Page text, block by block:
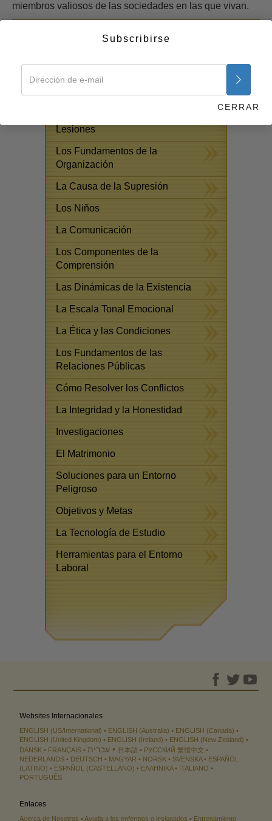
miembros valiosos de las sociedades en las que vivan.
Respuestas a las Drogas
Lesiones
Los Fundamentos de la
Organización
La Causa de la Supresión
Los Niños
La Comunicación
Los Componentes de la
Comprensión
Las Dinámicas de la Existencia
La Escala Tonal Emocional
La Ética y las Condiciones
Los Fundamentos de las
Relaciones Públicas
Cómo Resolver los Conflictos
La Integridad y la Honestidad
Investigaciones
El Matrimonio
Soluciones para un Entorno
Peligroso
Objetivos y Metas
La Tecnología de Estudio
Herramientas para el Entorno
Laboral
Websites Internacionales
ENGLISH (US/International) ENGLISH (Australia)
ENGLISH (Canada)
ENGLISH (United Kingdom)
ENGLISH (Ireland)
ENGLISH (New Zealand)
DANSK
FRANÇAIS עברית 日本語 РУССКИЙ 繁體中文
NEDERLANDS
DEUTSCH MAGYAR NORSK SVENSKA
ESPAÑOL
(LATINO)
ESPAÑOL (CASTELLANO) ΕΛΛΗΝΙΚA
ITALIANO
PORTUGUÊS
Enlaces
Acerca de Nosotros Ayuda a los enfermos o lesionados Entrenamiento
Subscribirse
CERRAR